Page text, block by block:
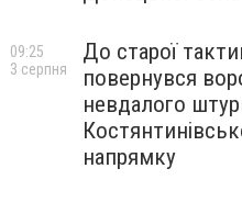
До старої
повернувся
невдалого
напрямку
09:25
3 серпня